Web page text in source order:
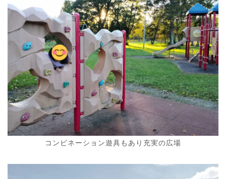
コンビネーション遊具もあり充実の広場